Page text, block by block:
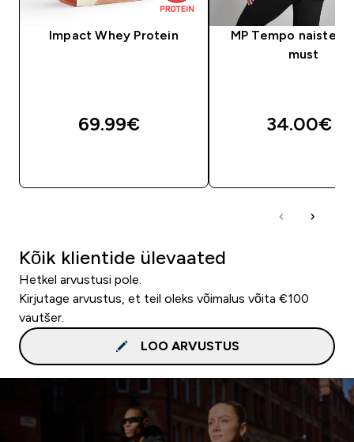
Impact Whey Protein
69.99€‎
MP Tempo naiste
must
34.00€‎
Kõik klientide ülevaated
Hetkel arvustusi pole.
Kirjutage arvustus, et teil oleks võimalus võita €100
vautšer.
LOO ARVUSTUS